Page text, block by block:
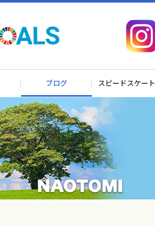
ブログ スピードスケート